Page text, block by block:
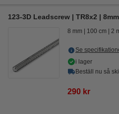
123-3D Leadscrew | TR8x2 |
8 mm 100 cm 2
Se
i lager
Beställ nu så
290 kr